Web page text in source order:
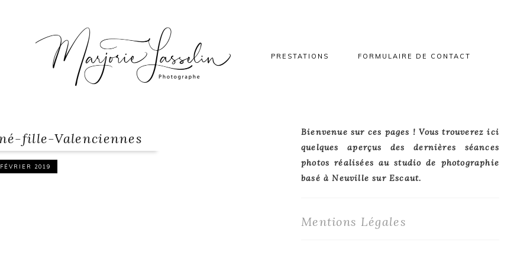
PRESTATIONS FORMULAIRE DE CONTACT
fille-Valenciennes
2019
Primary
Sidebar
Bienvenue sur ces pages ! Vous trouverez ici
quelques aperçus des dernières séances
photos réalisées au studio de photographie
basé à Neuville sur Escaut.
Mentions Légales